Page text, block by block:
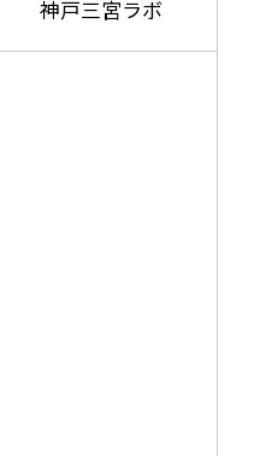
神戸三宮ラボ